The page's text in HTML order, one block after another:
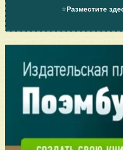
⭐Разместите